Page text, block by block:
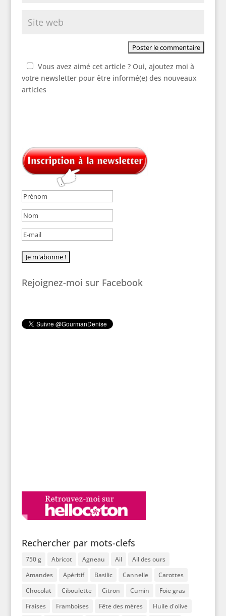
Vous avez aimé cet article ? Oui, ajoutez moi à
votre newsletter pour être informé(e) des nouveaux
articles
Rejoignez-moi sur Facebook
Rechercher par mots-clefs
750 g Abricot Agneau Ail
Ail des ours
Amandes
Apéritif Basilic Cannelle
Carottes
Chocolat
Ciboulette Citron Cumin
Foie gras
Fraises
Framboises Fête des mères Huile d'olive